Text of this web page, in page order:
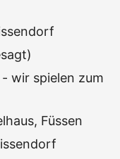
wir spielen zum
Füssen